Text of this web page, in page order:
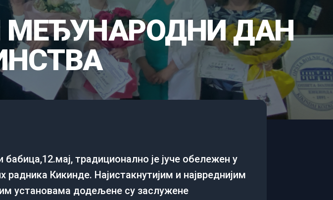
МЕЂУНАРОДНИ ДАН
традиционално је јуче обeлeжeн у
Кикинде. Најистакнутијим и највреднијим
установама додeљeне су заслужене